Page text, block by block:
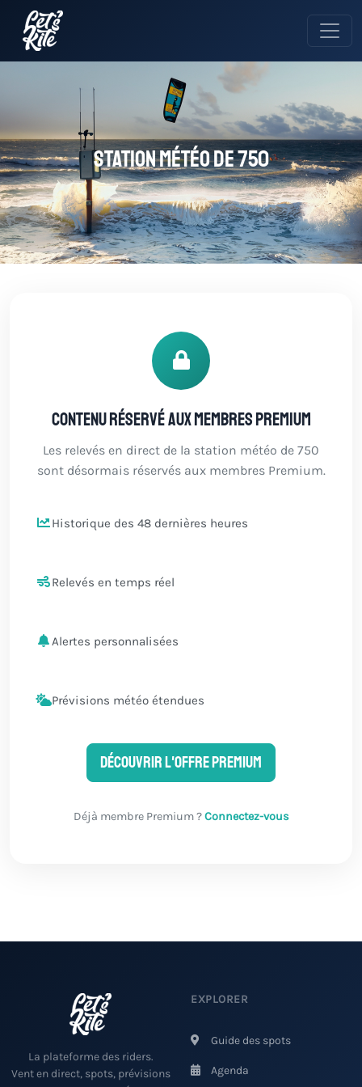
Station météo de 750
Contenu réservé aux membres Premium
Les relevés en direct de la station météo de 750
sont désormais réservés aux membres Premium.
Historique des 48 dernières heures
Relevés en temps réel
Alertes personnalisées
Prévisions météo étendues
Découvrir l'offre Premium
Déjà membre Premium ?Connectez-vous
La plateforme des riders.
Vent en direct, spots, prévisions
EXPLORER
Guide des spots
Agenda